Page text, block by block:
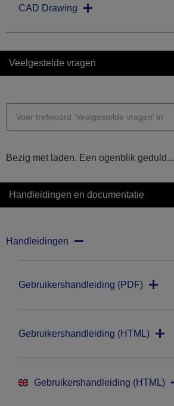
CAD Drawing
Veelgestelde vragen
Bezig met laden. Een ogenblik geduld...
Handleidingen en documentatie
Handleidingen
Gebruikershandleiding (PDF)
Gebruikershandleiding (HTML)
Gebruikershandleiding (HTML)